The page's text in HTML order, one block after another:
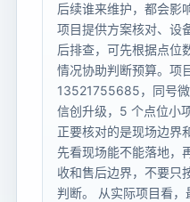
后续谁来维护，都会影
项目提供方案核对、设
后排查，可先根据点位
情况协助判断预算。项
13521755685，同号
信创升级，5 个点位小
正要核对的是现场边界
先看现场能不能落地，
收和售后边界，不要只
判断。 从实际项目看，